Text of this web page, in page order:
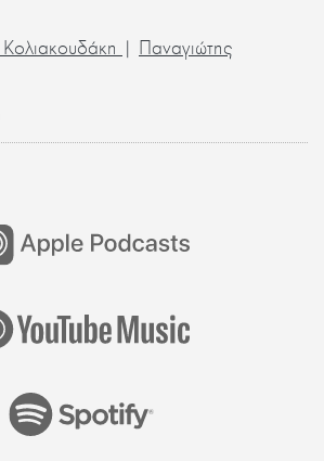
| Παναγιώτης